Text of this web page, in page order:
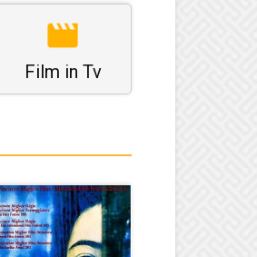
Film in Tv